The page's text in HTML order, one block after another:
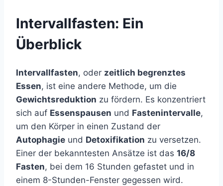
Intervallfasten: Ein
Überblick
Intervallfasten, oder zeitlich begrenztes
Essen, ist eine andere Methode, um die
Gewichtsreduktion zu fördern. Es konzentriert
sich auf Essenspausen und Fastenintervalle,
um den Körper in einen Zustand der
Autophagie und Detoxifikation zu versetzen.
Einer der bekanntesten Ansätze ist das 16/8
Fasten, bei dem 16 Stunden gefastet und in
einem 8-Stunden-Fenster gegessen wird.